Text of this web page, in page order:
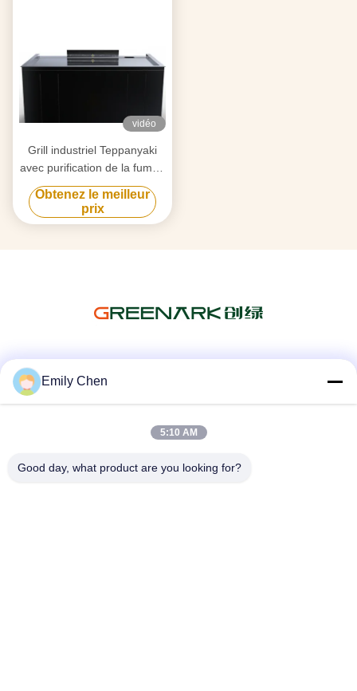
vidéo
Grill industriel Teppanyaki
avec purification de la fumée
par triple flux d'air et
technologie anti-obstruction
Obtenez le meilleur
prix
Emily Chen
5:10 AM
Good day, what product are you looking for?